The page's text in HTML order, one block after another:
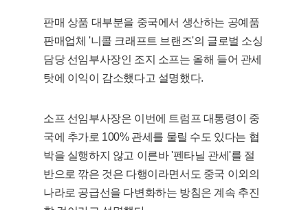
판매 상품 대부분을 중국에서 생산하는 공예품
판매업체 '니콜 크래프트 브랜즈'의 글로벌 소싱
담당 선임부사장인 조지 소프는 올해 들어 관세
탓에 이익이 감소했다고 설명했다.
소프 선임부사장은 이번에 트럼프 대통령이 중
국에 추가로 100% 관세를 물릴 수도 있다는 협
박을 실행하지 않고 이른바 '펜타닐 관세'를 절
반으로 깎은 것은 다행이라면서도 중국 이외의
나라로 공급선을 다변화하는 방침은 계속 추진